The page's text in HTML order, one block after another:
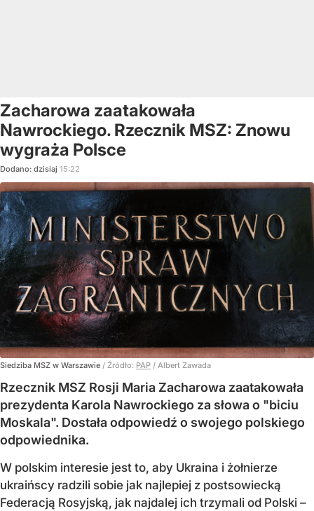
Zacharowa zaatakowała
Nawrockiego. Rzecznik MSZ: Znowu
wygraża Polsce
Dodano: dzisiaj 15:22
Siedziba MSZ w Warszawie / Źródło: PAP / Albert Zawada
Rzecznik MSZ Rosji Maria Zacharowa zaatakowała
prezydenta Karola Nawrockiego za słowa o "biciu
Moskala". Dostała odpowiedź o swojego polskiego
odpowiednika.
W polskim interesie jest to, aby Ukraina i żołnierze
ukraińscy radzili sobie jak najlepiej z postsowiecką
Federacją Rosyjską, jak najdalej ich trzymali od Polski –